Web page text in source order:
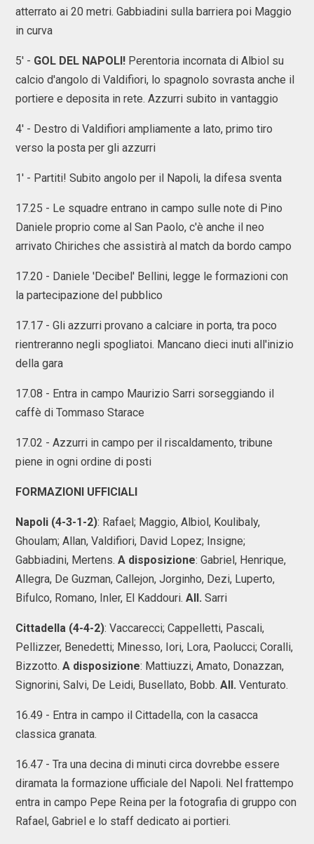
atterrato ai 20 metri. Gabbiadini sulla barriera poi Maggio
in curva
5' - GOL DEL NAPOLI! Perentoria incornata di Albiol su
calcio d'angolo di Valdifiori, lo spagnolo sovrasta anche il
portiere e deposita in rete. Azzurri subito in vantaggio
4' - Destro di Valdifiori ampliamente a lato, primo tiro
verso la posta per gli azzurri
1' - Partiti! Subito angolo per il Napoli, la difesa sventa
17.25 - Le squadre entrano in campo sulle note di Pino
Daniele proprio come al San Paolo, c'è anche il neo
arrivato Chiriches che assistirà al match da bordo campo
17.20 - Daniele 'Decibel' Bellini, legge le formazioni con
la partecipazione del pubblico
17.17 - Gli azzurri provano a calciare in porta, tra poco
rientreranno negli spogliatoi. Mancano dieci inuti all'inizio
della gara
17.08 - Entra in campo Maurizio Sarri sorseggiando il
caffè di Tommaso Starace
17.02 - Azzurri in campo per il riscaldamento, tribune
piene in ogni ordine di posti
FORMAZIONI UFFICIALI
Napoli (4-3-1-2): Rafael; Maggio, Albiol, Koulibaly,
Ghoulam; Allan, Valdifiori, David Lopez; Insigne;
Gabbiadini, Mertens. A disposizione: Gabriel, Henrique,
Allegra, De Guzman, Callejon, Jorginho, Dezi, Luperto,
Bifulco, Romano, Inler, El Kaddouri. All. Sarri
Cittadella (4-4-2): Vaccarecci; Cappelletti, Pascali,
Pellizzer, Benedetti; Minesso, Iori, Lora, Paolucci; Coralli,
Bizzotto. A disposizione: Mattiuzzi, Amato, Donazzan,
Signorini, Salvi, De Leidi, Busellato, Bobb. All. Venturato.
16.49 - Entra in campo il Cittadella, con la casacca
classica granata.
16.47 - Tra una decina di minuti circa dovrebbe essere
diramata la formazione ufficiale del Napoli. Nel frattempo
entra in campo Pepe Reina per la fotografia di gruppo con
Rafael, Gabriel e lo staff dedicato ai portieri.